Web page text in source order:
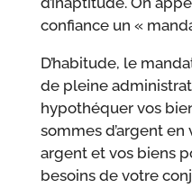
confiance un «
D’habitude, le
de pleine
hypothéquer vos
sommes d’argent
argent et vos biens
besoins de votre